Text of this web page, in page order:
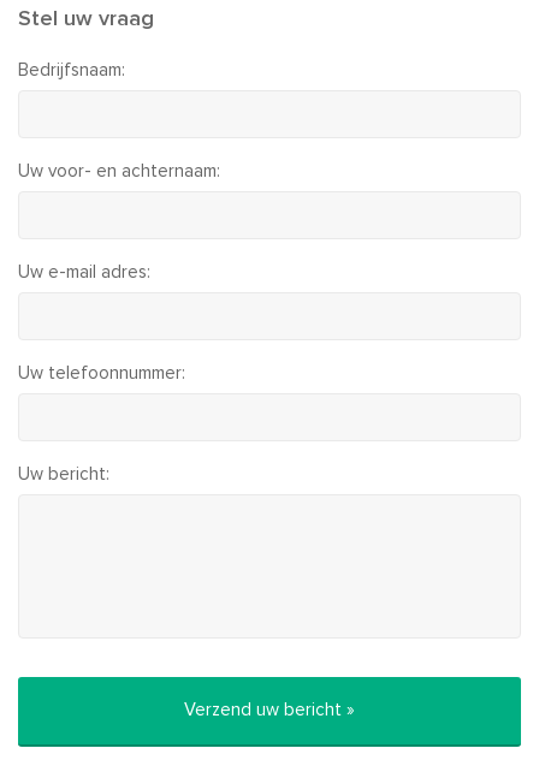
Stel uw vraag
Bedrijfsnaam:
Uw voor- en achternaam:
Uw e-mail adres:
Uw telefoonnummer:
Uw bericht: